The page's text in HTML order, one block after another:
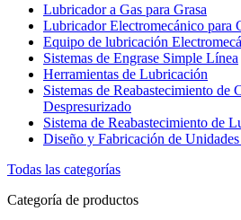
Lubricador a Gas para Grasa
Lubricador Electromecánico para
Equipo de lubricación
Sistemas de Engrase Simple Línea
Herramientas de Lubricación
Sistemas de Reabastecimiento de
Despresurizado
Sistema de Reabastecimiento de
Diseño y Fabricación de
Todas las categorías
Categoría de productos